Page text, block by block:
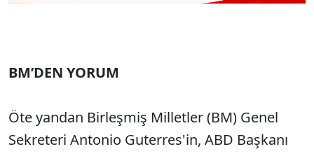
BM’DEN YORUM
Öte yandan Birleşmiş Milletler (BM) Genel
Sekreteri Antonio Guterres'in, ABD Başkanı